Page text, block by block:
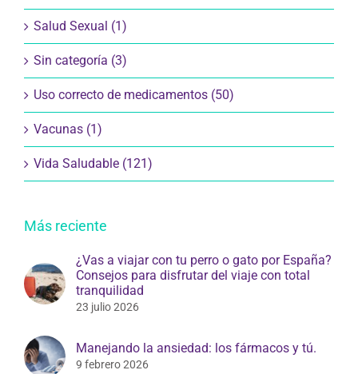
Salud Sexual (1)
Sin categoría (3)
Uso correcto de medicamentos (50)
Vacunas (1)
Vida Saludable (121)
Más reciente
¿Vas a viajar con tu perro o gato por España?
Consejos para disfrutar del viaje con total
tranquilidad
23 julio 2026
Manejando la ansiedad: los fármacos y tú.
9 febrero 2026